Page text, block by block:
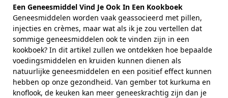
Een Geneesmiddel Vind Je Ook In Een Kookboek
Geneesmiddelen worden vaak geassocieerd met pillen,
injecties en crèmes, maar wat als ik je zou vertellen dat
sommige geneesmiddelen ook te vinden zijn in een
kookboek? In dit artikel zullen we ontdekken hoe bepaalde
voedingsmiddelen en kruiden kunnen dienen als
natuurlijke geneesmiddelen en een positief effect kunnen
hebben op onze gezondheid. Van gember tot kurkuma en
knoflook, de keuken kan meer geneeskrachtig zijn dan je